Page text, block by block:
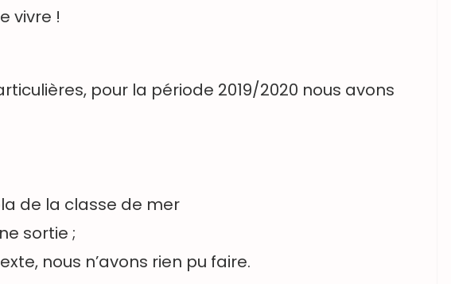
vivre !
pour la période 2019/2020 nous avons
de la classe de mer
sortie ;
nous n’avons rien pu faire.